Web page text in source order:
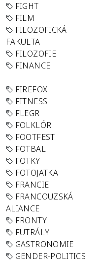
FIGHT
FILM
FILOZOFICKÁ
FAKULTA
FILOZOFIE
FINANCE
FIREFOX
FITNESS
FLEGR
FOLKLÓR
FOOTFEST
FOTBAL
FOTKY
FOTOJATKA
FRANCIE
FRANCOUZSKÁ
ALIANCE
FRONTY
FUTRÁLY
GASTRONOMIE
GENDER-POLITICS